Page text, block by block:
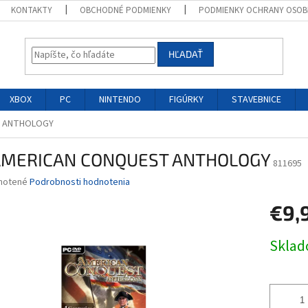
KONTAKTY OBCHODNÉ PODMIENKY PODMIENKY OCHRANY
HĽADAŤ
XBOX PC NINTENDO FIGÚRKY STAVEBNICE
CONQUEST ANTHOLOGY 811695
Podrobnosti hodnotenia
cena: